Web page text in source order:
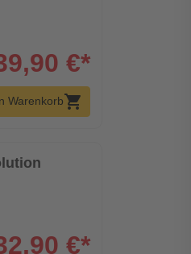
€*
Menge
Warenkorbshopping_cart
€*